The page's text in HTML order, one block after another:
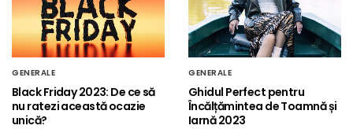
GENERALE
Black Friday 2023: De ce să
nu ratezi această ocazie
unică?
GENERALE
Ghidul Perfect pentru
Încălțămintea de Toamnă și
Iarnă 2023